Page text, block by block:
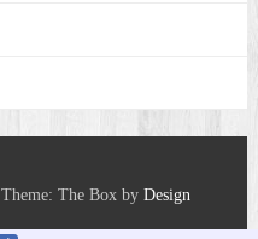
Theme: The Box byDesign